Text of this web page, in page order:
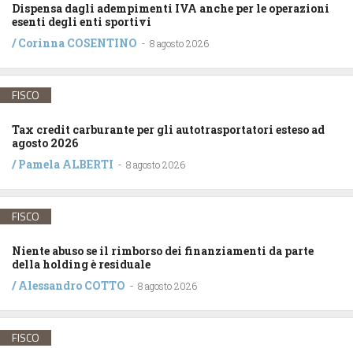
Dispensa dagli adempimenti IVA anche per le operazioni
esenti degli enti sportivi
/Corinna COSENTINO - 8 agosto 2026
FISCO
Tax credit carburante per gli autotrasportatori esteso ad
agosto 2026
/Pamela ALBERTI - 8 agosto 2026
FISCO
Niente abuso se il rimborso dei finanziamenti da parte
della holding è residuale
/Alessandro COTTO - 8 agosto 2026
FISCO